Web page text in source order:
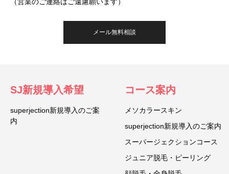
メール無料相談
SJ新規導入希望
superjection新規導入のご案
内
コース案内
メソカラースキン
superjection新規導入のご案内
スーパージェクションコース
ジュニア脱毛・ピーリング